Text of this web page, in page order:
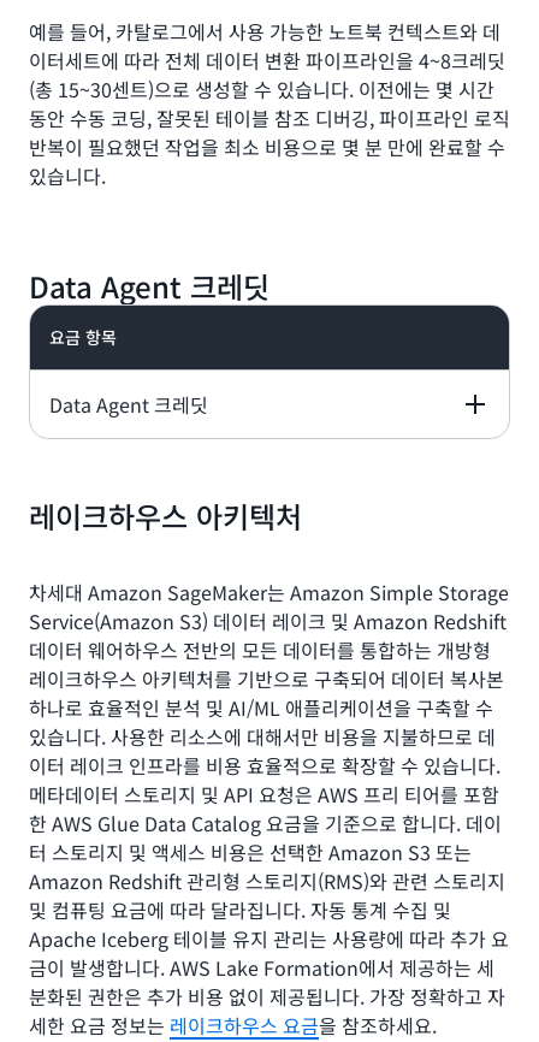
예를 들어, 카탈로그에서 사용 가능한 노트북 컨텍스트와 데
이터세트에 따라 전체 데이터 변환 파이프라인을 4~8크레딧
(총 15~30센트)으로 생성할 수 있습니다. 이전에는 몇 시간
동안 수동 코딩, 잘못된 테이블 참조 디버깅, 파이프라인 로직
반복이 필요했던 작업을 최소 비용으로 몇 분 만에 완료할 수
있습니다.
Data Agent 크레딧
요금 항목
Data Agent 크레딧
레이크하우스 아키텍처
차세대 Amazon SageMaker는 Amazon Simple Storage
Service(Amazon S3) 데이터 레이크 및 Amazon Redshift
데이터 웨어하우스 전반의 모든 데이터를 통합하는 개방형
레이크하우스 아키텍처를 기반으로 구축되어 데이터 복사본
하나로 효율적인 분석 및 AI/ML 애플리케이션을 구축할 수
있습니다. 사용한 리소스에 대해서만 비용을 지불하므로 데
이터 레이크 인프라를 비용 효율적으로 확장할 수 있습니다.
메타데이터 스토리지 및 API 요청은 AWS 프리 티어를 포함
한 AWS Glue Data Catalog 요금을 기준으로 합니다. 데이
터 스토리지 및 액세스 비용은 선택한 Amazon S3 또는
Amazon Redshift 관리형 스토리지(RMS)와 관련 스토리지
및 컴퓨팅 요금에 따라 달라집니다. 자동 통계 수집 및
Apache Iceberg 테이블 유지 관리는 사용량에 따라 추가 요
금이 발생합니다. AWS Lake Formation에서 제공하는 세
분화된 권한은 추가 비용 없이 제공됩니다. 가장 정확하고 자
세한 요금 정보는 레이크하우스 요금을 참조하세요.